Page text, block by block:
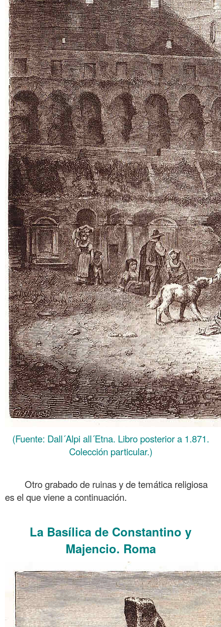
(Fuente: Dall´Alpi all´Etna. Libro posterior a 1.871.
Colección particular.)
Otro grabado de ruinas y de temática religiosa
es el que viene a continuación.
La Basílica de Constantino y
Majencio. Roma